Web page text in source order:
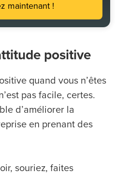
maintenant !
positive
quand vous n’êtes
pas facile, certes.
d’améliorer la
en prenant des
souriez, faites